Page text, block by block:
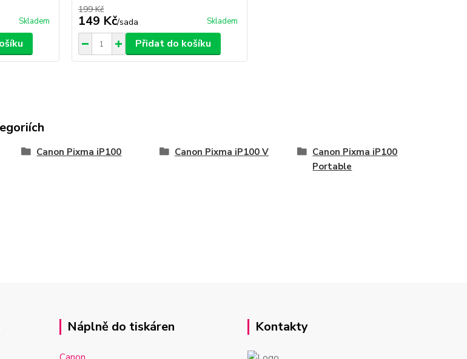
Skladem
199 Kč
149 Kč/sada Skladem
Přidat do košíku
Canon Pixma iP100 Canon Pixma iP100 V
Canon Pixma iP100
Portable
Náplně do tiskáren Kontakty